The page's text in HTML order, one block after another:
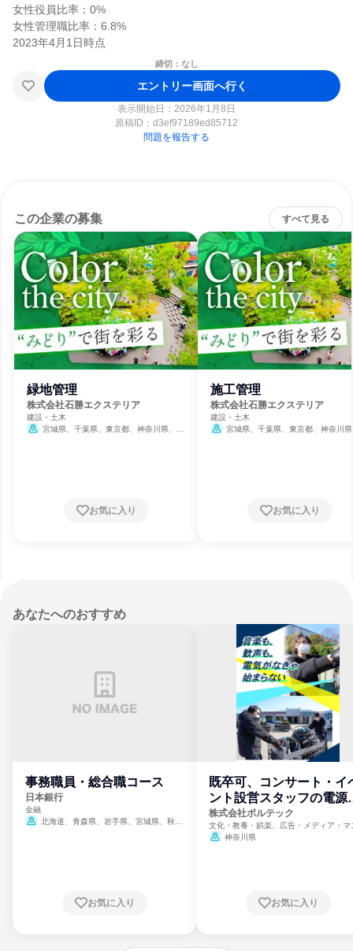
女性役員比率：0%
女性管理職比率：6.8%
締切：なし
エントリー画面へ行く
表示開始日：2026年1月8日
原稿ID： d3ef97189ed85712
問題を報告する
この企業の募集 すべて見る
緑地管理
株式会社石勝エクステリア
建設・土木
宮城県、千葉県、東京都、神奈川県、静
お気に入り
施工管理
株式会社石勝エクステリア
建設・土木
宮城県、千葉県、東京都、神奈川
お気に入り
あなたへのおすすめ
事務職員・総合職コース
日本銀行
金融
北海道、青森県、岩手県、宮城県、秋田
崎県、熊本県、大分県、宮崎県、鹿児島県、
お気に入り
既卒可、コンサート・イ
ント設営スタッフの電源
門
株式会社ボルテック
文化・教養・娯楽、広告・メディア・マ
ミ、電力・ガス・水道・エネルギー
神奈川県
お気に入り